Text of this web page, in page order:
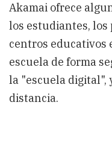
Akamai ofrece
los estudiantes, los
centros educativos
escuela de forma
la "escuela digital",
distancia.